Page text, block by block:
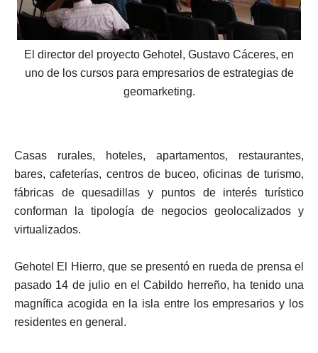
El director del proyecto Gehotel, Gustavo Cáceres, en
uno de los cursos para empresarios de estrategias de
geomarketing.
Casas rurales, hoteles, apartamentos, restaurantes,
bares, cafeterías, centros de buceo, oficinas de turismo,
fábricas de quesadillas y puntos de interés turístico
conforman la tipología de negocios geolocalizados y
virtualizados.
Gehotel El Hierro, que se presentó en rueda de prensa el
pasado 14 de julio en el Cabildo herreño, ha tenido una
magnífica acogida en la isla entre los empresarios y los
residentes en general.